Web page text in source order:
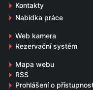
Kontakty
Nabídka práce
Web kamera
Rezervační systém
Mapa webu
RSS
Prohlášení o